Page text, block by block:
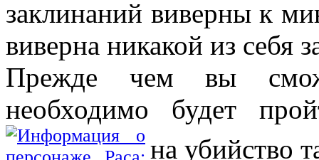
заклинаний виверны к
виверна никакой из себя
Прежде чем вы
необходимо будет
на убийство